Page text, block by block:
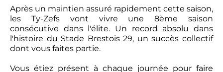
Après un maintien assuré rapidement cette saison,
les Ty-Zefs vont vivre une 8ème saison
consécutive dans l'élite. Un record absolu dans
l'histoire du Stade Brestois 29, un succès collectif
dont vous faites partie.
Vous étiez présent à chaque journée pour faire